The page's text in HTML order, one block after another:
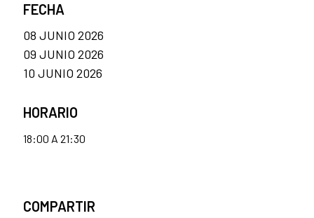
FECHA
08 JUNIO 2026
09 JUNIO 2026
10 JUNIO 2026
HORARIO
18:00 A 21:30
COMPARTIR